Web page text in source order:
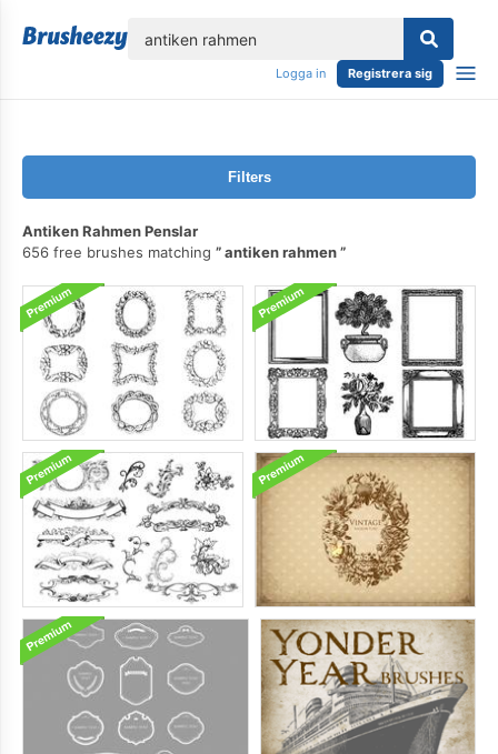
Logga in Registrera sig
Filters
Antiken Rahmen Penslar
656 free brushes matching
antiken rahmen